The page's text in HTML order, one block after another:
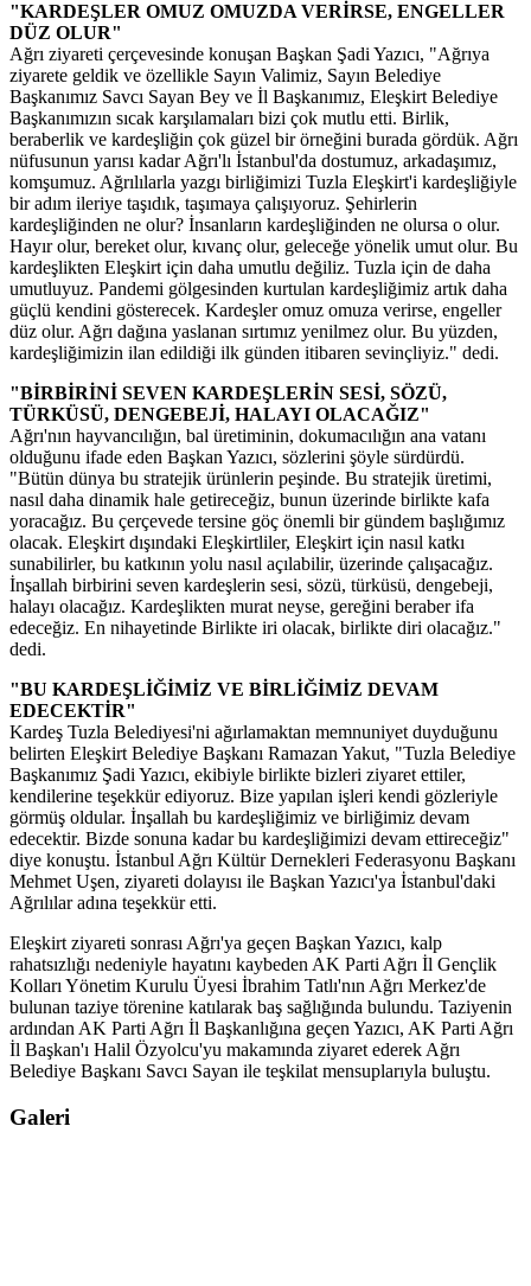
"KARDEŞLER OMUZ OMUZDA VERİRSE, ENGELLER
DÜZ OLUR"
Ağrı ziyareti çerçevesinde konuşan Başkan Şadi Yazıcı, "Ağrıya
ziyarete geldik ve özellikle Sayın Valimiz, Sayın Belediye
Başkanımız Savcı Sayan Bey ve İl Başkanımız, Eleşkirt Belediye
Başkanımızın sıcak karşılamaları bizi çok mutlu etti. Birlik,
beraberlik ve kardeşliğin çok güzel bir örneğini burada gördük. Ağrı
nüfusunun yarısı kadar Ağrı'lı İstanbul'da dostumuz, arkadaşımız,
komşumuz. Ağrılılarla yazgı birliğimizi Tuzla Eleşkirt'i kardeşliğiyle
bir adım ileriye taşıdık, taşımaya çalışıyoruz. Şehirlerin
kardeşliğinden ne olur? İnsanların kardeşliğinden ne olursa o olur.
Hayır olur, bereket olur, kıvanç olur, geleceğe yönelik umut olur. Bu
kardeşlikten Eleşkirt için daha umutlu değiliz. Tuzla için de daha
umutluyuz. Pandemi gölgesinden kurtulan kardeşliğimiz artık daha
güçlü kendini gösterecek. Kardeşler omuz omuza verirse, engeller
düz olur. Ağrı dağına yaslanan sırtımız yenilmez olur. Bu yüzden,
kardeşliğimizin ilan edildiği ilk günden itibaren sevinçliyiz." dedi.
"BİRBİRİNİ SEVEN KARDEŞLERİN SESİ, SÖZÜ,
TÜRKÜSÜ, DENGEBEJİ, HALAYI OLACAĞIZ"
Ağrı'nın hayvancılığın, bal üretiminin, dokumacılığın ana vatanı
olduğunu ifade eden Başkan Yazıcı, sözlerini şöyle sürdürdü.
"Bütün dünya bu stratejik ürünlerin peşinde. Bu stratejik üretimi,
nasıl daha dinamik hale getireceğiz, bunun üzerinde birlikte kafa
yoracağız. Bu çerçevede tersine göç önemli bir gündem başlığımız
olacak. Eleşkirt dışındaki Eleşkirtliler, Eleşkirt için nasıl katkı
sunabilirler, bu katkının yolu nasıl açılabilir, üzerinde çalışacağız.
İnşallah birbirini seven kardeşlerin sesi, sözü, türküsü, dengebeji,
halayı olacağız. Kardeşlikten murat neyse, gereğini beraber ifa
edeceğiz. En nihayetinde Birlikte iri olacak, birlikte diri olacağız."
dedi.
"BU KARDEŞLİĞİMİZ VE BİRLİĞİMİZ DEVAM
EDECEKTİR"
Kardeş Tuzla Belediyesi'ni ağırlamaktan memnuniyet duyduğunu
belirten Eleşkirt Belediye Başkanı Ramazan Yakut, "Tuzla Belediye
Başkanımız Şadi Yazıcı, ekibiyle birlikte bizleri ziyaret ettiler,
kendilerine teşekkür ediyoruz. Bize yapılan işleri kendi gözleriyle
görmüş oldular. İnşallah bu kardeşliğimiz ve birliğimiz devam
edecektir. Bizde sonuna kadar bu kardeşliğimizi devam ettireceğiz"
diye konuştu. İstanbul Ağrı Kültür Dernekleri Federasyonu Başkanı
Mehmet Uşen, ziyareti dolayısı ile Başkan Yazıcı'ya İstanbul'daki
Ağrılılar adına teşekkür etti.
Eleşkirt ziyareti sonrası Ağrı'ya geçen Başkan Yazıcı, kalp
rahatsızlığı nedeniyle hayatını kaybeden AK Parti Ağrı İl Gençlik
Kolları Yönetim Kurulu Üyesi İbrahim Tatlı'nın Ağrı Merkez'de
bulunan taziye törenine katılarak baş sağlığında bulundu. Taziyenin
ardından AK Parti Ağrı İl Başkanlığına geçen Yazıcı, AK Parti Ağrı
İl Başkan'ı Halil Özyolcu'yu makamında ziyaret ederek Ağrı
Belediye Başkanı Savcı Sayan ile teşkilat mensuplarıyla buluştu.
Galeri